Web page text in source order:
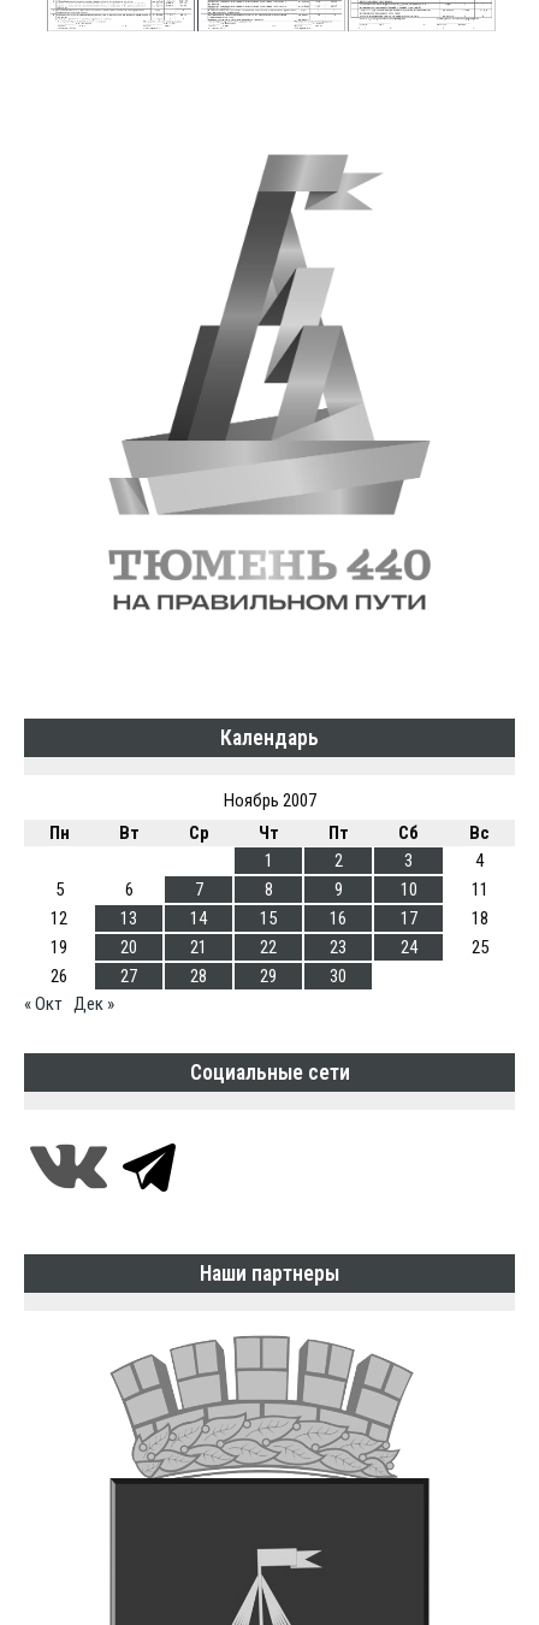
Календарь
Ноябрь 2007
Пн
Вт Ср Чт Пт Сб
Вс
1
2 3
4
5
6 7 8 9 10
11
12
13 14 15 16 17
18
19
20 21 22 23 24
25
26
27 28 29
30
« Окт Дек »
Социальные сети
Наши партнеры